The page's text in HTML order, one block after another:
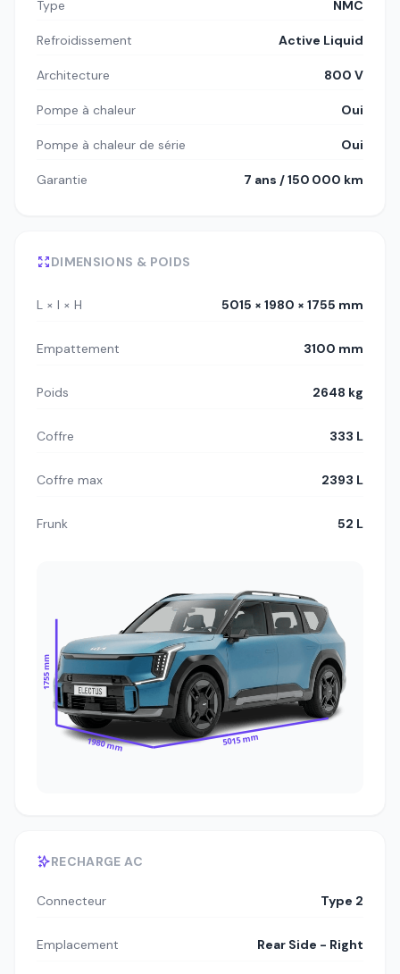
Type NMC
Refroidissement Active Liquid
Architecture 800 V
Pompe à chaleur Oui
Pompe à chaleur de série Oui
Garantie 7 ans / 150 000 km
DIMENSIONS & POIDS
L × l × H 5015 × 1980 × 1755 mm
Empattement 3100 mm
Poids 2648 kg
Coffre 333 L
Coffre max 2393 L
Frunk 52 L
1755 mm
1980 mm 5015 mm
RECHARGE AC
Connecteur Type 2
Emplacement Rear Side - Right